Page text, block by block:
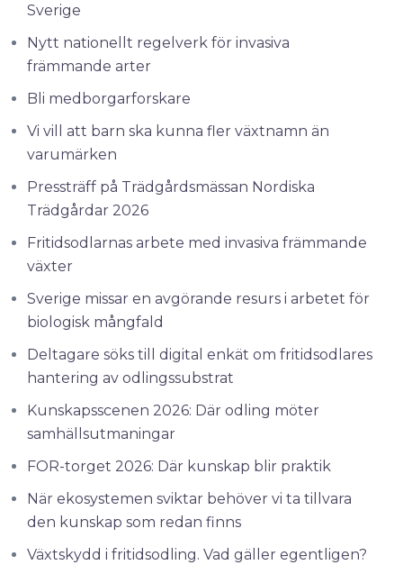
Sverige
Nytt nationellt regelverk för invasiva
främmande arter
Bli medborgarforskare
Vi vill att barn ska kunna fler växtnamn än
varumärken
Pressträff på Trädgårdsmässan Nordiska
Trädgårdar 2026
Fritidsodlarnas arbete med invasiva främmande
växter
Sverige missar en avgörande resurs i arbetet för
biologisk mångfald
Deltagare söks till digital enkät om fritidsodlares
hantering av odlingssubstrat
Kunskapsscenen 2026: Där odling möter
samhällsutmaningar
FOR-torget 2026: Där kunskap blir praktik
När ekosystemen sviktar behöver vi ta tillvara
den kunskap som redan finns
Växtskydd i fritidsodling. Vad gäller egentligen?